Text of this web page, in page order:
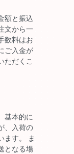
額と振込
文から一
数料はお
ご入金が
ただくこ
基本的に
、入荷の
ます。 ま
となる場